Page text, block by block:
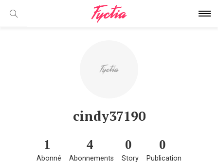
cindy37190
1
Abonné
4
Abonnements
0
Story
0
Publication